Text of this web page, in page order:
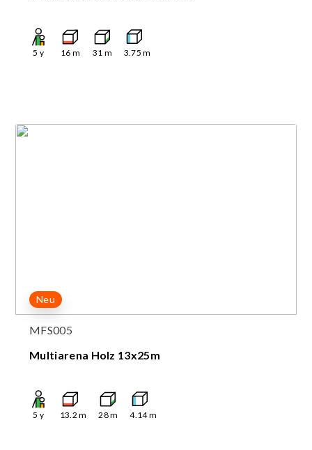
5 y 16 m 31 m 3.75 m
Neu
MFS005
Multiarena Holz 13x25m
5 y 13.2 m 28m 4.14m